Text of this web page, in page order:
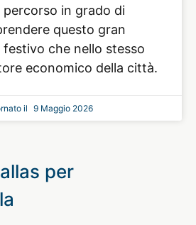
percorso in grado di
questo gran
che nello stesso
economico della città.
9 Maggio 2026
per